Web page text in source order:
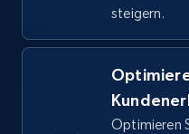
URL, Title, Available,
price, Final price,
steigern.
Optimieren